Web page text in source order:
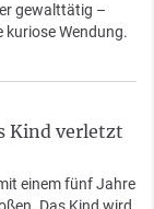
gewalttätig –
kuriose Wendung.
Kind verletzt
einem fünf Jahre